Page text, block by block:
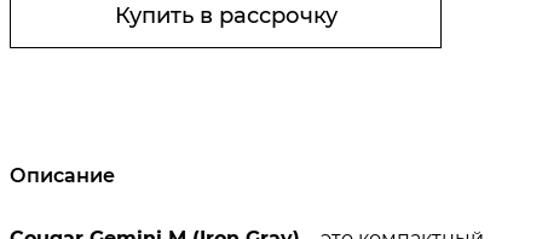
Купить в рассрочку
Описание